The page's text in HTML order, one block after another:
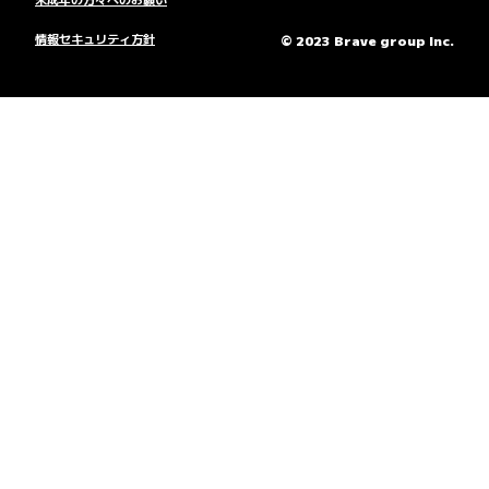
© 2023 Brave group Inc.
情報セキュリティ方針